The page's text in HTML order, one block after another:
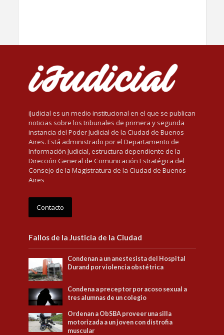
iJudicial es un medio institucional en el que se publican
noticias sobre los tribunales de primera y segunda
instancia del Poder Judicial de la Ciudad de Buenos
Aires. Está administrado por el Departamento de
Información Judicial, estructura dependiente de la
Dirección General de Comunicación Estratégica del
Consejo de la Magistratura de la Ciudad de Buenos
Aires
Contacto
Fallos de la Justicia de la Ciudad
Condenan a un anestesista del Hospital
Durand por violencia obstétrica
Condena a preceptor por acoso sexual a
tres alumnas de un colegio
Ordenan a ObSBA proveer una silla
motorizada a un joven con distrofia
muscular